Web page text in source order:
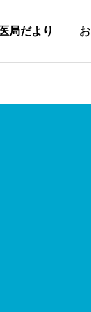
医局だより
詳細を見る